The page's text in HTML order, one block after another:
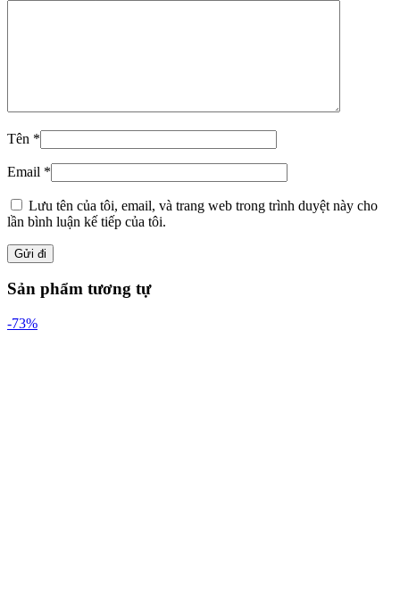
Tên *
Email *
Lưu tên của tôi, email, và trang web trong trình duyệt này cho
lần bình luận kế tiếp của tôi.
Sản phẩm tương tự
-73%